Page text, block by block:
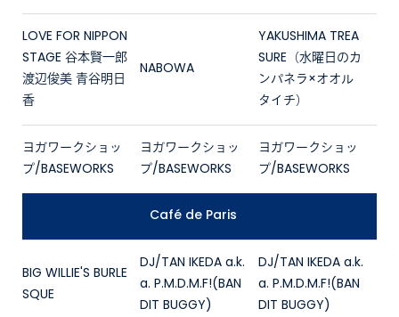
LOVE FOR NIPPON
STAGE 谷本賢一郎
渡辺俊美 青谷明日
香
NABOWA
YAKUSHIMA TREA
SURE（水曜日のカ
ンパネラ×オオル
タイチ）
ヨガワークショッ
プ/BASEWORKS
ヨガワークショッ
プ/BASEWORKS
ヨガワークショッ
プ/BASEWORKS
Café de Paris
BIG WILLIE'S BURLE
SQUE
DJ/TAN IKEDA a.k.
a. P.M.D.M.F!(BAN
DIT BUGGY)
DJ/TAN IKEDA a.k.
a. P.M.D.M.F!(BAN
DIT BUGGY)